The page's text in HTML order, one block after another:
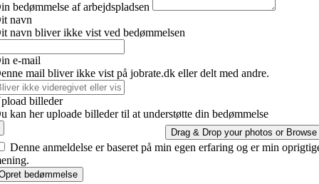
bedømmelse af arbejdspladsen
navn
navn bliver ikke vist ved bedømmelsen
e-mail
mail bliver ikke vist på jobrate.dk eller delt med andre.
billeder
kan her uploade billeder til at understøtte din bedømmelse
Drag & Drop your photos or Browse
Denne anmeldelse er baseret på min egen erfaring og er min
bedømmelse